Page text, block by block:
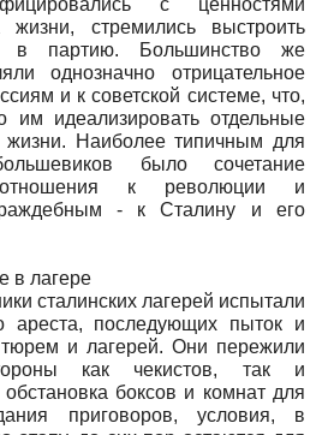
с ценностями
жизни, стремились выстроить
в партию. Большинство же
однозначно отрицательное
и к советской системе, что,
им идеализировать отдельные
жизни. Наиболее типичным для
было сочетание
отношения к революции и
- к Сталину и его
в лагере
сталинских лагерей испытали
ареста, последующих пыток и
и лагерей. Они пережили
как чекистов, так и
боксов и комнат для
приговоров, условия, в